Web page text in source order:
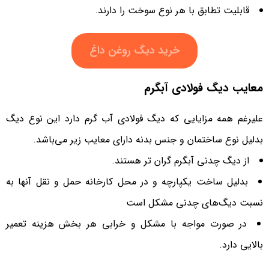
قابلیت تطابق با هر نوع سوخت را دارند.
خرید دیگ روغن داغ
معایب دیگ‌ فولادی آبگرم
علیرغم همه مزایایی که دیگ فولادی آب گرم دارد این نوع دیگ
بدلیل نوع ساختمان و جنس بدنه دارای معایب زیر می‌باشد.
از دیگ‌ چدنی آبگرم گران تر هستند.
بدلیل ساخت یکپارچه و در محل کارخانه حمل و نقل آنها به
نسبت دیگ‌های چدنی مشکل است
در صورت مواجه با مشکل و خرابی هر بخش هزینه تعمیر
بالایی دارد.